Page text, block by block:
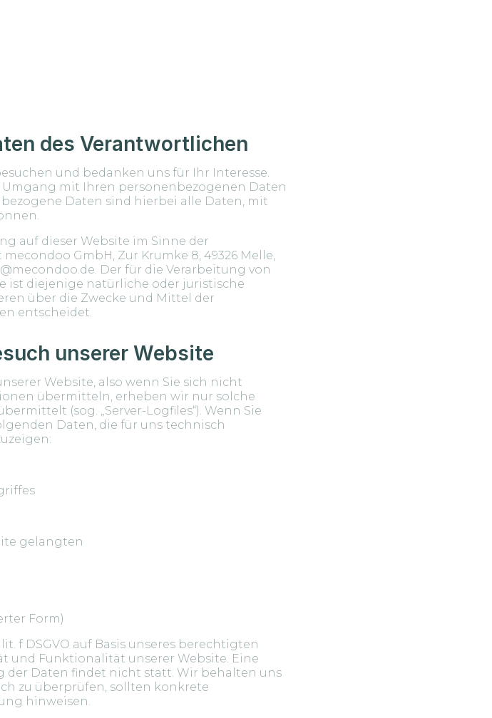
des Verantwortlichen
und bedanken uns für Ihr Interesse.
mit Ihren personenbezogenen Daten
Daten sind hierbei alle Daten, mit
auf dieser Website im Sinne der
GmbH, Zur Krumke 8, 49326 Melle,
Der für die Verarbeitung von
ist diejenige natürliche oder juristische
über die Zwecke und Mittel der
entscheidet.
unserer Website
Website, also wenn Sie sich nicht
übermitteln, erheben wir nur solche
(sog. „Server-Logfiles“). Wenn Sie
Daten, die für uns technisch
gelangten
Form)
f DSGVO auf Basis unseres berechtigten
und Funktionalität unserer Website. Eine
der Daten findet nicht statt. Wir behalten uns
zu überprüfen, sollten konkrete
hinweisen.